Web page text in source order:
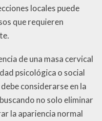
locales puede
que requieren
de una masa cervical
psicológica o social
considerarse en la
no solo eliminar
la apariencia normal